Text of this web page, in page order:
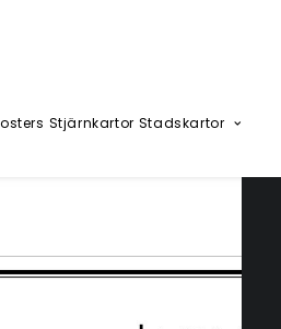
Stjärnkartor Stadskartor